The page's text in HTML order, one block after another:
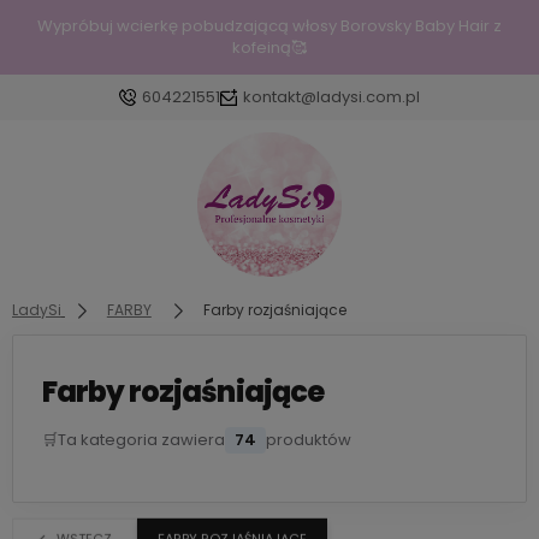
Wypróbuj wcierkę pobudzającą włosy Borovsky Baby Hair z
kofeiną🥰
604221551 kontakt@ladysi.com.pl
Zaloguj się
Załóż konto
Wybierz coś dla siebie z naszej aktualnej oferty lub
zaloguj się, aby przywrócić dodane produkty do
LadySi FARBY Farby rozjaśniające
Farby rozjaśniające
🛒Ta kategoria zawiera 74 produktów